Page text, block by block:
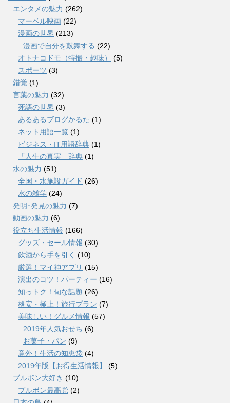
エンタメの魅力 (262)
マーベル映画 (22)
漫画の世界 (213)
漫画で自分を鼓舞する (22)
オトナコドモ（特撮・趣味）
(5)
スポーツ (3)
錯覚 (1)
言葉の魅力 (32)
死語の世界 (3)
あるあるブログかるた (1)
ネット用語一覧 (1)
ビジネス・IT用語辞典 (1)
「人生の真実」辞典 (1)
水の魅力 (51)
全国・水施設ガイド (26)
水の雑学 (24)
発明･発見の魅力 (7)
動画の魅力 (6)
役立ち生活情報 (166)
グッズ・セール情報 (30)
飲酒から手を引く (10)
厳選！マイ神アプリ (15)
演出のコツ！パーティー (16)
知っトク！旬な話題 (26)
格安・極上！旅行プラン (7)
美味しい！グルメ情報 (57)
2019年人気おせち (6)
お菓子・パン (9)
意外！生活の知恵袋 (4)
2019年版【お得生活情報】
(5)
ブルボン大好き (10)
ブルボン最高党 (2)